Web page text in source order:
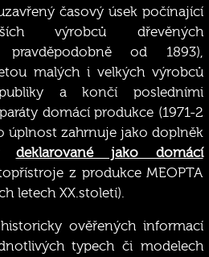
časový úsek počínající
výrobců dřevěných
od 1893),
malých i velkých výrobců
a končí posledními
domácí produkce (1971-2
úplnost zahrnuje jako doplněk
deklarované jako domácí
z produkce MEOPTA
letech XX.století).
ověřených informací
typech či modelech